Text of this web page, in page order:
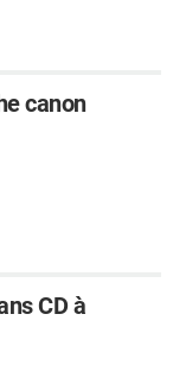
canon
CD à